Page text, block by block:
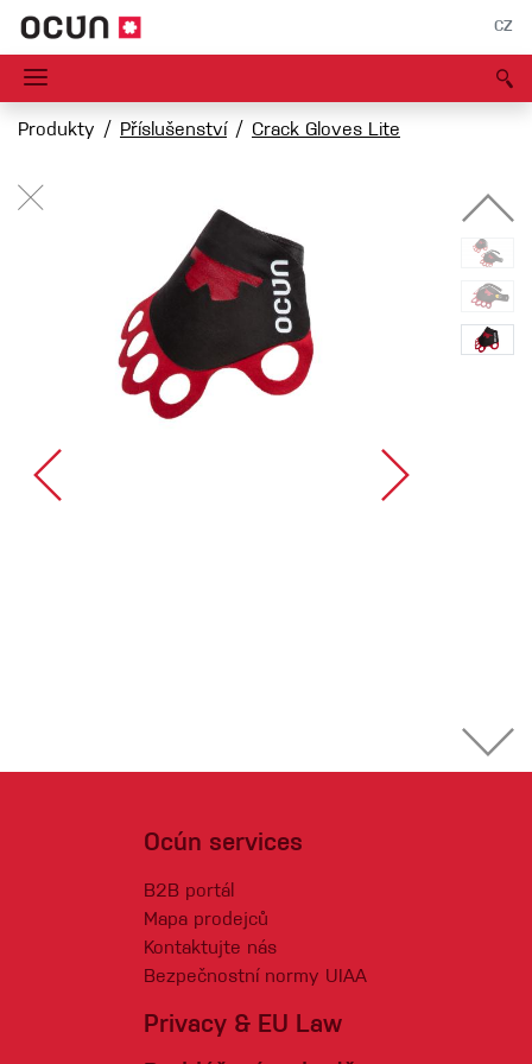
CZ
Produkty Příslušenství Crack Gloves Lite
Ocún services
B2B portál
Mapa prodejců
Kontaktujte nás
Bezpečnostní normy UIAA
Privacy & EU Law